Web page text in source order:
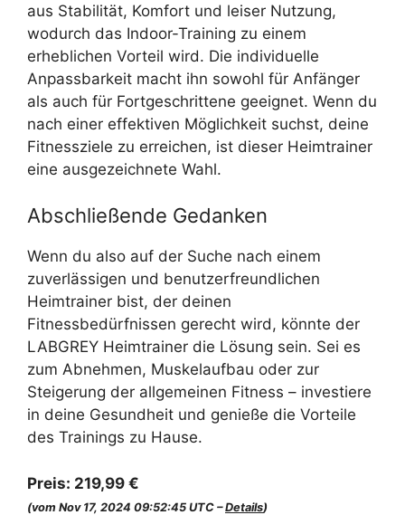
aus Stabilität, Komfort und leiser Nutzung,
wodurch das Indoor-Training zu einem
erheblichen Vorteil wird. Die individuelle
Anpassbarkeit macht ihn sowohl für Anfänger
als auch für Fortgeschrittene geeignet. Wenn du
nach einer effektiven Möglichkeit suchst, deine
Fitnessziele zu erreichen, ist dieser Heimtrainer
eine ausgezeichnete Wahl.
Abschließende Gedanken
Wenn du also auf der Suche nach einem
zuverlässigen und benutzerfreundlichen
Heimtrainer bist, der deinen
Fitnessbedürfnissen gerecht wird, könnte der
LABGREY Heimtrainer die Lösung sein. Sei es
zum Abnehmen, Muskelaufbau oder zur
Steigerung der allgemeinen Fitness – investiere
in deine Gesundheit und genieße die Vorteile
des Trainings zu Hause.
Preis: 219,99 €
(vom Nov 17, 2024 09:52:45 UTC –Details)